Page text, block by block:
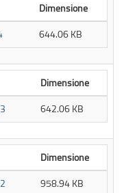
Dimensione
644.06 KB
Dimensione
642.06 KB
Dimensione
958.94 KB